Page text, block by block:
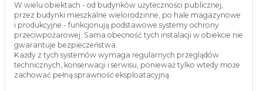
W wielu obiektach - od budynków użyteczności publicznej,
przez budynki mieszkalne wielorodzinne, po hale magazynowe
i produkcyjne - funkcjonują podstawowe systemy ochrony
przeciwpożarowej. Sama obecność tych instalacji w obiekcie nie
gwarantuje bezpieczeństwa.
Każdy z tych systemów wymaga regularnych przeglądów
technicznych, konserwacji i serwisu, ponieważ tylko wtedy może
zachować pełną sprawność eksploatacyjną.